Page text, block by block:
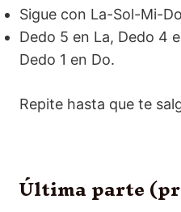
Sigue con La-Sol-Mi-
Dedo 5 en La, Dedo 4
Dedo 1 en Do.
Repite hasta que te
Última parte